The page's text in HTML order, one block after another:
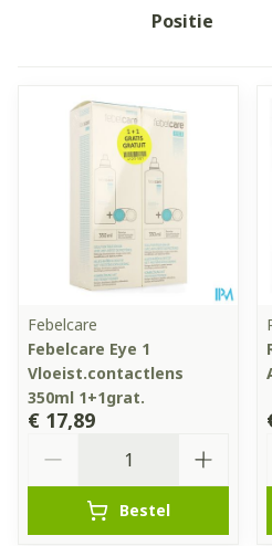
Sorteer op:
Febelcare
Febelcare Eye 1
Vloeist.contactlens
350ml 1+1grat.
€ 17,89
Bestel